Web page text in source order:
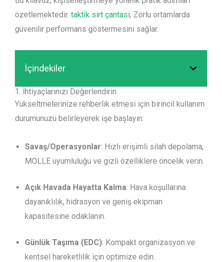
özetlemektedir. takti̇k sirt çantasi, Zorlu ortamlarda
güvenilir performans göstermesini sağlar.
İçindekiler
1. İhtiyaçlarınızı Değerlendirin
Yükseltmelerinize rehberlik etmesi için birincil kullanım
durumunuzu belirleyerek işe başlayın:
Savaş/Operasyonlar: Hızlı erişimli silah depolama,
MOLLE uyumluluğu ve gizli özelliklere öncelik verin.
Açık Havada Hayatta Kalma: Hava koşullarına
dayanıklılık, hidrasyon ve geniş ekipman
kapasitesine odaklanın.
Günlük Taşıma (EDC): Kompakt organizasyon ve
kentsel hareketlilik için optimize edin.